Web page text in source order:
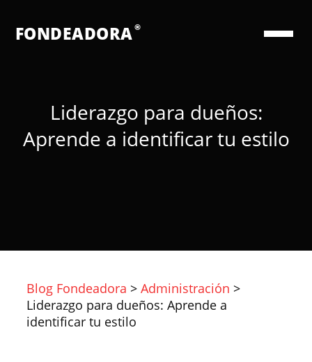
FONDEADORA ®
Liderazgo para dueños:
Aprende a identificar tu estilo
Blog Fondeadora > Administración >
Liderazgo para dueños: Aprende a
identificar tu estilo